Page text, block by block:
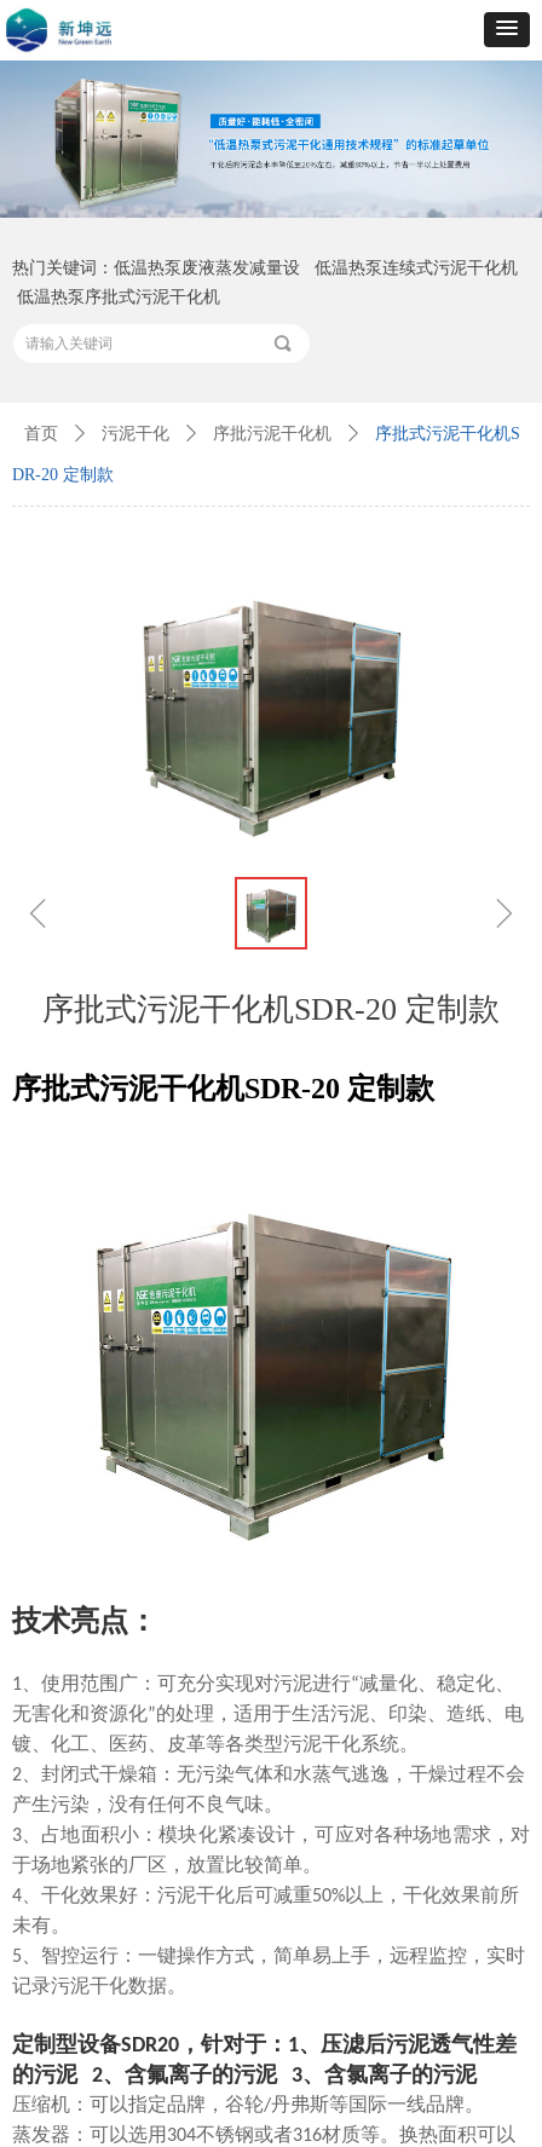
首页 ꄲ 污泥干化 ꄲ 序批污泥干化机 ꄲ 序批式污泥干化机S
DR-20 定制款
ꁆ ꁇ
序批式污泥干化机SDR-20 定制款
序批式污泥干化机SDR-20 定制款
技术亮点 ：
1、使用范围广：可充分实现对污泥进行“减量化、稳定化、
无害化和资源化”的处理，适用于生活污泥、印染、造纸、电
镀、化工、医药、皮革等各类型污泥干化系统。
2、封闭式干燥箱：无污染气体和水蒸气逃逸，干燥过程不会
产生污染，没有任何不良气味。
3、占地面积小：模块化紧凑设计，可应对各种场地需求，对
于场地紧张的厂区，放置比较简单。
4、干化效果好：污泥干化后可减重50%以上，干化效果前所
未有。
5、智控运行：一键操作方式，简单易上手，远程监控，实时
记录污泥干化数据。
定制型设备SDR20，针对于：1、压滤后污泥透气性差
的污泥 2、含氟离子的污泥 3、含氯离子的污泥
压缩机：可以指定品牌，谷轮/丹弗斯等国际一线品牌。
蒸发器：可以选用 304不锈钢或者316材质等。换热面积可以
热门关键词：低温热泵废液蒸发减量设 低温热泵连续式污泥干化机
低温热泵序批式污泥干化机
끠